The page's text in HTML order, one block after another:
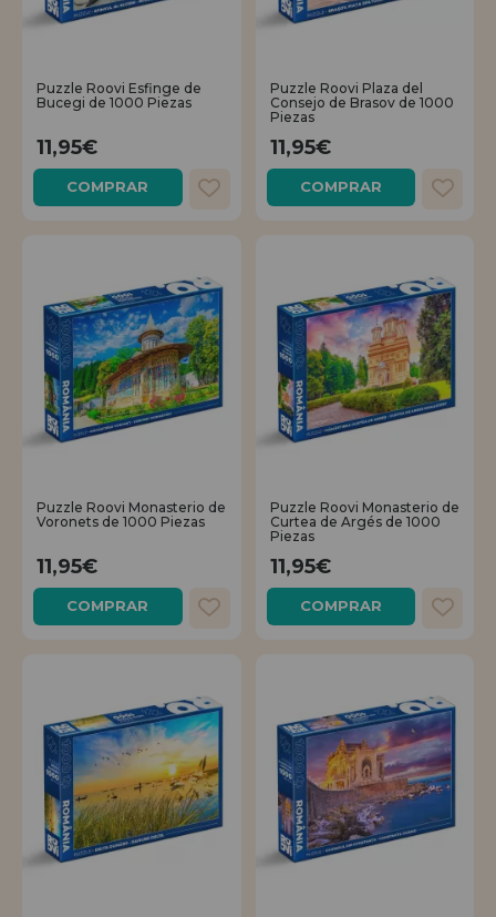
Puzzle Roovi Esfinge de
Bucegi de 1000 Piezas
11,95€
COMPRAR
Puzzle Roovi Plaza del
Consejo de Brasov de 1000
Piezas
11,95€
COMPRAR
Puzzle Roovi Monasterio de
Voronets de 1000 Piezas
11,95€
COMPRAR
Puzzle Roovi Monasterio de
Curtea de Argés de 1000
Piezas
11,95€
COMPRAR